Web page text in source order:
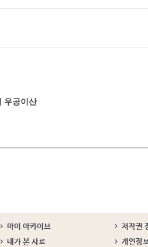
우공이산
마이 아카이브
저작권
내가 본 사료 개인정